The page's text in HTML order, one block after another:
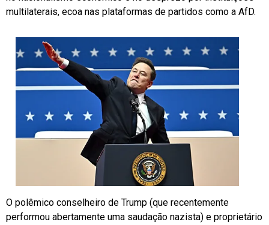
multilaterais, ecoa nas plataformas de partidos como a AfD.
O polêmico conselheiro de Trump (que recentemente
performou abertamente uma saudação nazista) e proprietário